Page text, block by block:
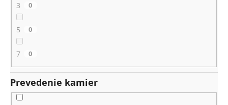
3 0
5 0
7 0
Prevedenie kamier